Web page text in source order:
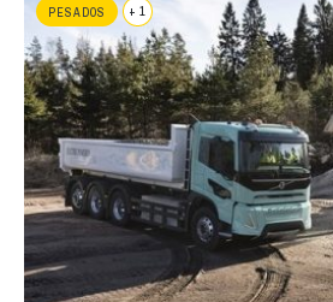
PESADOS + 1